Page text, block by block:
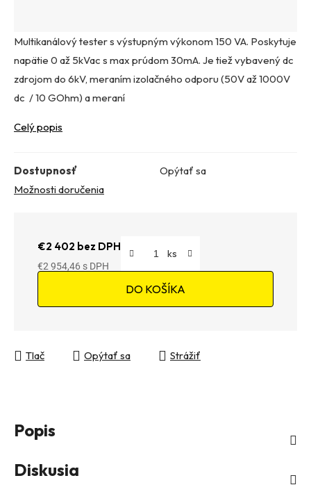
Multikanálový tester s výstupným výkonom 150 VA. Poskytuje
napätie 0 až 5kVac s max prúdom 30mA. Je tiež vybavený dc
zdrojom do 6kV, meraním izolačného odporu (50V až 1000V
dc / 10 GOhm) a meraní
Celý popis
Dostupnosť
Opýtať sa
Možnosti doručenia
€2 402 bez DPH
€2 954,46
DO KOŠÍKA
Tlač Opýtať sa Strážiť
Popis
Diskusia